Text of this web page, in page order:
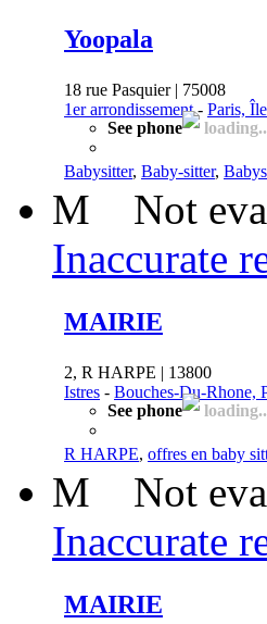
Yoopala
18 rue Pasquier | 75008
1er arrondissement- Paris,
See phone
Babysitter, Baby-sitter,
M Not
Inaccurate
MAIRIE
2, R HARPE | 13800
Istres - Bouches-Du-Rhone,
See phone
R HARPE, offres en baby
M Not
Inaccurate
MAIRIE